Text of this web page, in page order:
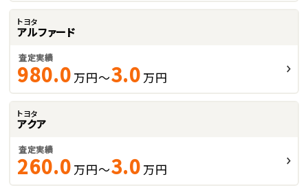
トヨタ
アルファード
査定実績
980.0 万円～3.0 万円
トヨタ
アクア
査定実績
260.0 万円～3.0 万円